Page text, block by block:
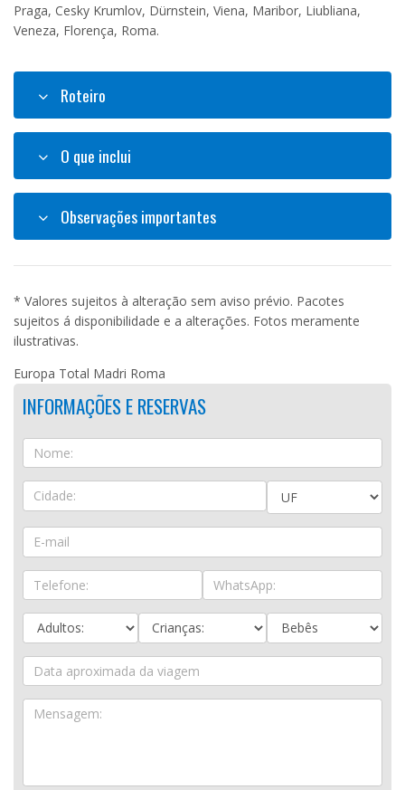
Praga, Cesky Krumlov, Dürnstein, Viena, Maribor, Liubliana,
Veneza, Florença, Roma.
Roteiro
O que inclui
Observações importantes
* Valores sujeitos à alteração sem aviso prévio. Pacotes
sujeitos á disponibilidade e a alterações. Fotos meramente
ilustrativas.
Europa Total Madri Roma
INFORMAÇÕES E RESERVAS